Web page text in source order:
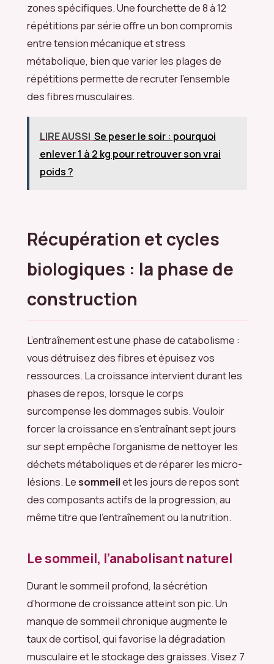
zones spécifiques. Une fourchette de 8 à 12
répétitions par série offre un bon compromis
entre tension mécanique et stress
métabolique, bien que varier les plages de
répétitions permette de recruter l’ensemble
des fibres musculaires.
LIRE AUSSI Se peser le soir : pourquoi
enlever 1 à 2 kg pour retrouver son vrai
poids ?
Récupération et cycles
biologiques : la phase de
construction
L’entraînement est une phase de catabolisme :
vous détruisez des fibres et épuisez vos
ressources. La croissance intervient durant les
phases de repos, lorsque le corps
surcompense les dommages subis. Vouloir
forcer la croissance en s’entraînant sept jours
sur sept empêche l’organisme de nettoyer les
déchets métaboliques et de réparer les micro-
lésions. Lesommeilet les jours de repos sont
des composants actifs de la progression, au
même titre que l’entraînement ou la nutrition.
Le sommeil, l’anabolisant naturel
Durant le sommeil profond, la sécrétion
d’hormone de croissance atteint son pic. Un
manque de sommeil chronique augmente le
taux de cortisol, qui favorise la dégradation
musculaire et le stockage des graisses. Visez 7